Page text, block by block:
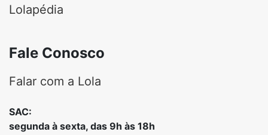
Lolapédia
Fale Conosco
Falar com a Lola
SAC:
segunda à sexta, das 9h às 18h